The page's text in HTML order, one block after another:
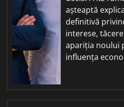
așteaptă
definitivă
interese,
apariția noului
influența